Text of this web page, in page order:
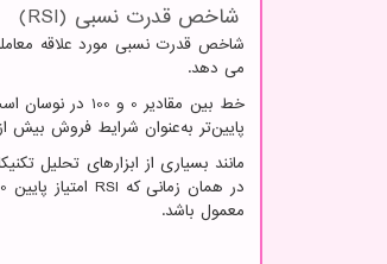
شاخص قدرت نسبی (RSI
)
شاخص قدرت نسبی مورد علاقه
می دهد.
پایین‌تر به‌عنوان شرایط فروش بیش
مانند بسیاری از ابزارهای تحلیل
در همان زمانی که RSI
معمول باشد.